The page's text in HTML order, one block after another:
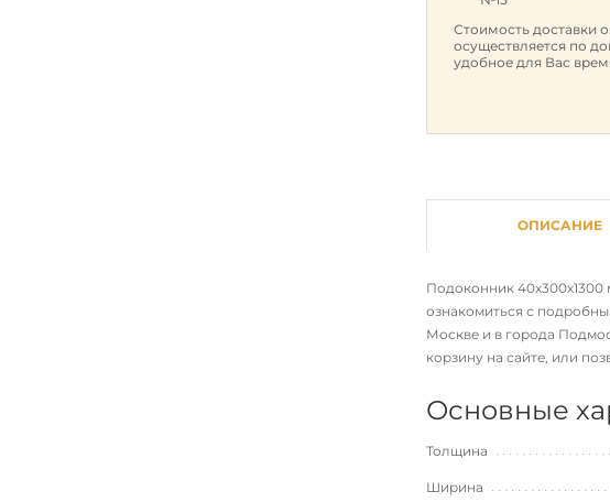
Стоимость доставки
осуществляется по
удобное для Вас
ОПИСАНИЕ
Подоконник
ознакомиться с
Москве и в города
корзину на сайте, или
Основные
Толщина
Ширина